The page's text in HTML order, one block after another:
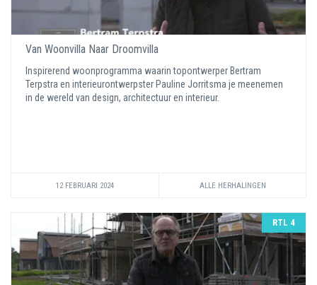
Van Woonvilla Naar Droomvilla
Inspirerend woonprogramma waarin topontwerper Bertram
Terpstra en interieurontwerpster Pauline Jorritsma je meenemen
in de wereld van design, architectuur en interieur.
12 FEBRUARI 2024 ALLE HERHALINGEN
RTL 4